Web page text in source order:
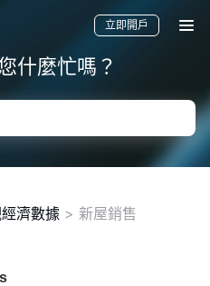
立即開戶
什麼忙嗎？
濟數據 > 新屋銷售